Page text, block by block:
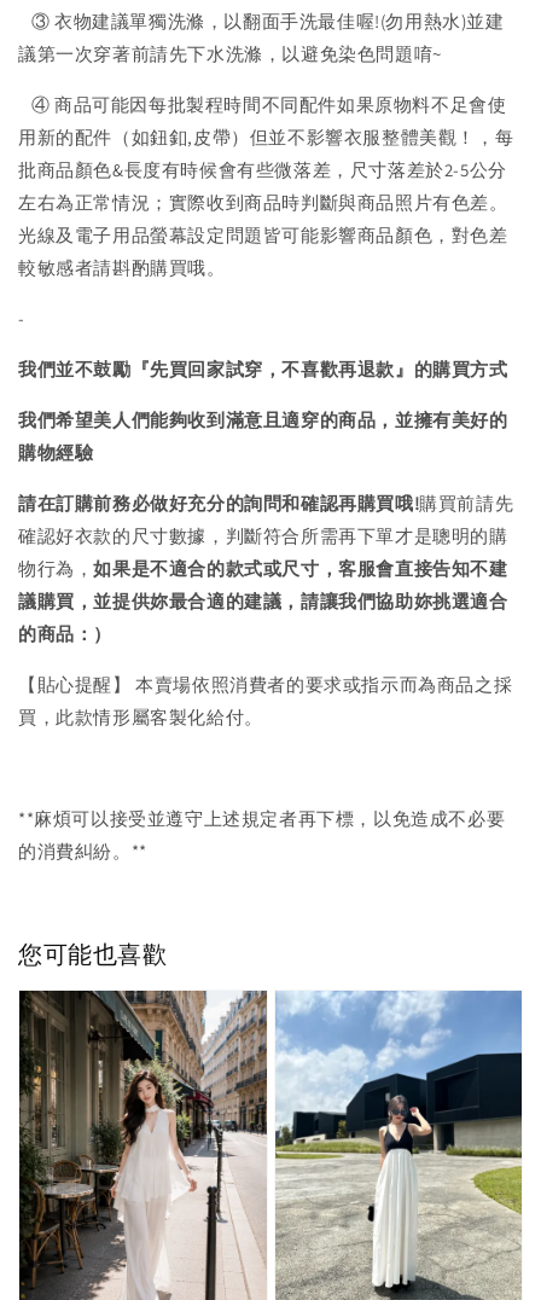
③ 衣物建議單獨洗滌，以翻面手洗最佳喔!(勿用熱水)並建
議第一次穿著前請先下水洗滌，以避免染色問題唷~
④ 商品可能因每批製程時間不同配件如果原物料不足會使
用新的配件（如鈕釦,皮帶）但並不影響衣服整體美觀！，每
批商品顏色&長度有時候會有些微落差，尺寸落差於2-5公分
左右為正常情況；實際收到商品時判斷與商品照片有色差。
光線及電子用品螢幕設定問題皆可能影響商品顏色，對色差
較敏感者請斟酌購買哦。
-
我們並不鼓勵『先買回家試穿，不喜歡再退款』的購買方式
我們希望美人們能夠收到滿意且適穿的商品，並擁有美好的
購物經驗
請在訂購前務必做好充分的詢問和確認再購買哦!購買前請先
確認好衣款的尺寸數據，判斷符合所需再下單才是聰明的購
物行為，如果是不適合的款式或尺寸，客服會直接告知不建
議購買，並提供妳最合適的建議，請讓我們協助妳挑選適合
的商品：）
【貼心提醒】 本賣場依照消費者的要求或指示而為商品之採
買，此款情形屬客製化給付。
**麻煩可以接受並遵守上述規定者再下標，以免造成不必要
的消費糾紛。**
您可能也喜歡